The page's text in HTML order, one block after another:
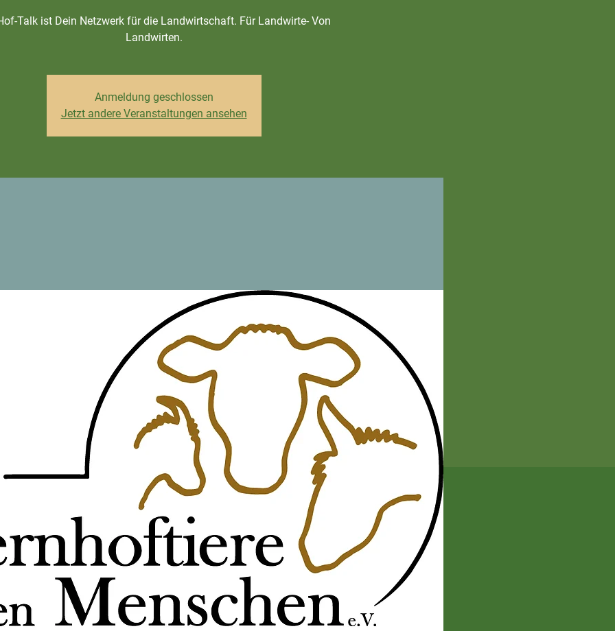
Talk ist Dein Netzwerk für die Landwirtschaft. Für Landwirte- Von
Landwirten.
Anmeldung geschlossen
Jetzt andere Veranstaltungen ansehen